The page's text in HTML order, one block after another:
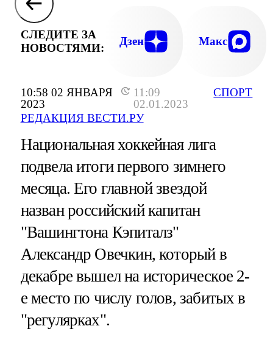
10:58 02 ЯНВАРЯ
2023
11:09
02.01.2023
РЕДАКЦИЯ ВЕСТИ.РУ
СПОРТ
СЛЕДИТЕ ЗА
НОВОСТЯМИ:
Дзен Макс
Национальная хоккейная лига
подвела итоги первого зимнего
месяца. Его главной звездой
назван российский капитан
"Вашингтона Кэпиталз"
Александр Овечкин, который в
декабре вышел на историческое 2-
е место по числу голов, забитых в
"регулярках".